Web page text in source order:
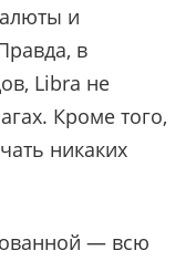
и
в
Libra не
Кроме того,
никаких
— всю